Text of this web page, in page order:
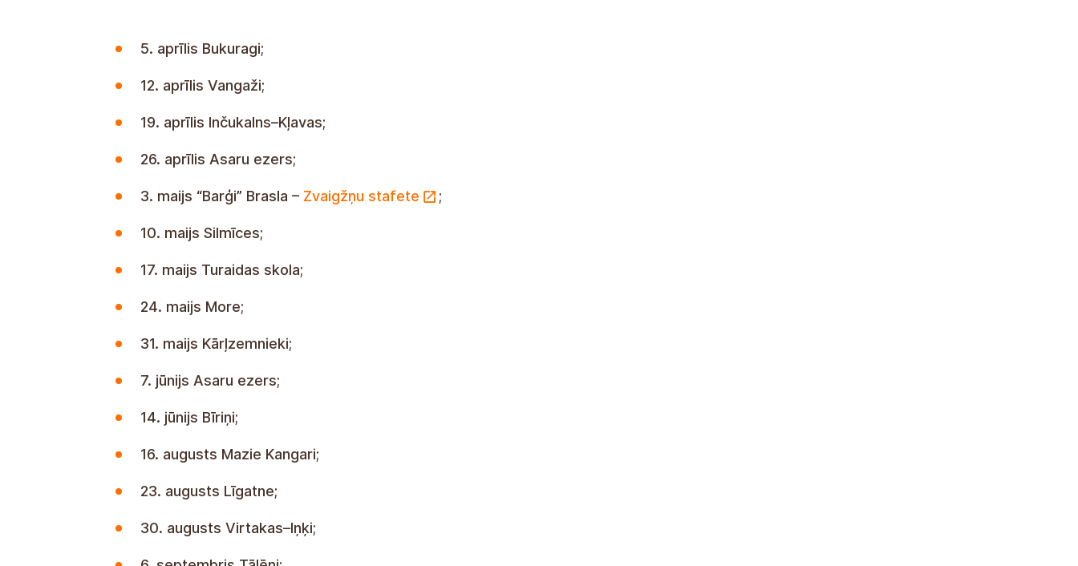
5. aprīlis Bukuragi;
12. aprīlis Vangaži;
19. aprīlis Inčukalns–Kļavas;
26. aprīlis Asaru ezers;
3. maijs “Barģi” Brasla –
10. maijs Silmīces;
17. maijs Turaidas skola;
24. maijs More;
31. maijs Kārļzemnieki;
7. jūnijs Asaru ezers;
14. jūnijs Bīriņi;
16. augusts Mazie Kangari;
23. augusts Līgatne;